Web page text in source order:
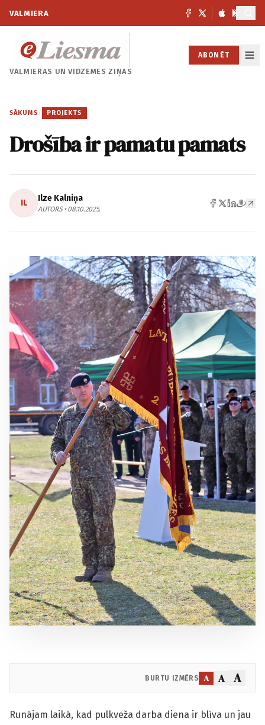
VALMIERA
VALMIERAS UNVIDZEMES ZIŅAS
ABONĒT
SĀKUMS / PROJEKTS
Drošība ir pamatu pamats
IL Ilze Kalniņa
AUTORS • 08.10.2025.
BURTU IZMĒRS A A A
Runājam laikā, kad pulkveža darba diena ir blīva un jau